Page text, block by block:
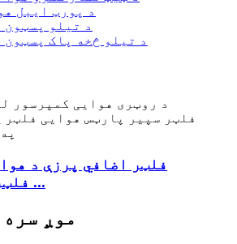
د پورټ ایبل
د تیلو پسټون
د تیلو څخه پاک پسټون
فلټر بدلول ...
موږ